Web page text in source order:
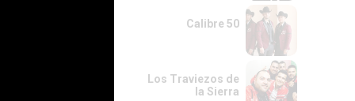
Calibre 50
Los Traviezos de
la Sierra